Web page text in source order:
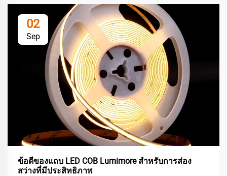
02
Sep
ข้อดีของแถบ LED COB Lumimore สำหรับการส่อง
สว่างที่มีประสิทธิภาพ